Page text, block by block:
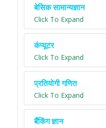
बेसिक सामान्यज्ञान
Click To Expand
कंप्यूटर
Click To Expand
प्रतियोगी गणित
Click To Expand
बैंकिंग ज्ञान